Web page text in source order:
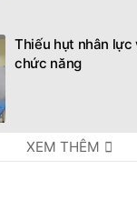
Thiếu hụt nhân lực
chức năng